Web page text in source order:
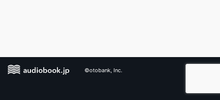
©otobank, Inc.